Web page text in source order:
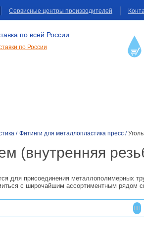
Сервисные центры производителей
по всей России
/ Фитинги для металлопластика пресс /
(внутренняя
для присоединения металлополимерных
с широчайшим ассортиментным рядом